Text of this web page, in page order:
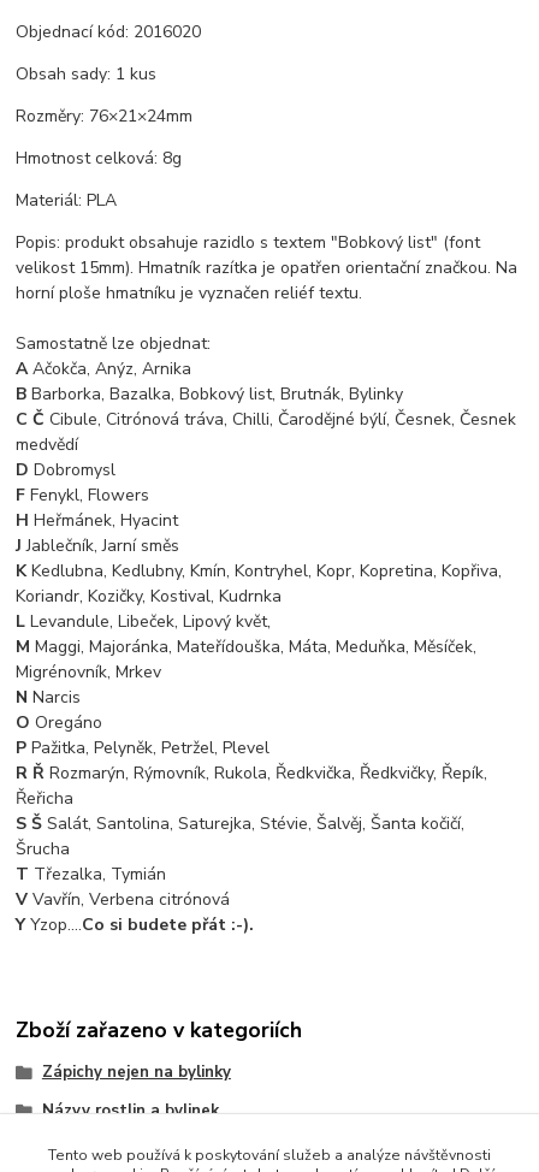
Objednací kód: 2016020
Obsah sady: 1 kus
Rozměry: 76×21×24mm
Hmotnost celková: 8g
Materiál: PLA
Popis: produkt obsahuje razidlo s textem "Bobkový list" (font
velikost 15mm). Hmatník razítka je opatřen orientační značkou. Na
horní ploše hmatníku je vyznačen reliéf textu.
Samostatně lze objednat:
AAčokča, Anýz, Arnika
BBarborka, Bazalka, Bobkový list, Brutnák, Bylinky
C Č Cibule, Citrónová tráva, Chilli, Čarodějné býlí, Česnek, Česnek
medvědí
DDobromysl
FFenykl, Flowers
HHeřmánek, Hyacint
JJablečník, Jarní směs
KKedlubna, Kedlubny, Kmín, Kontryhel, Kopr, Kopretina, Kopřiva,
Koriandr, Kozičky, Kostival, Kudrnka
LLevandule, Libeček, Lipový květ,
MMaggi, Majoránka, Mateřídouška, Máta, Meduňka, Měsíček,
Migrénovník, Mrkev
NNarcis
OOregáno
PPažitka, Pelyněk, Petržel, Plevel
R ŘRozmarýn, Rýmovník, Rukola, Ředkvička, Ředkvičky, Řepík,
Řeřicha
S ŠSalát, Santolina, Saturejka, Stévie, Šalvěj, Šanta kočičí,
Šrucha
T Třezalka, Tymián
V Vavřín, Verbena citrónová
YYzop....Co si budete přát :-).
Zboží zařazeno v kategoriích
Zápichy nejen na bylinky
Názvy rostlin a bylinek
Abecedy, číselníky, slova
Tento web používá k poskytování služeb a analýze návštěvnosti